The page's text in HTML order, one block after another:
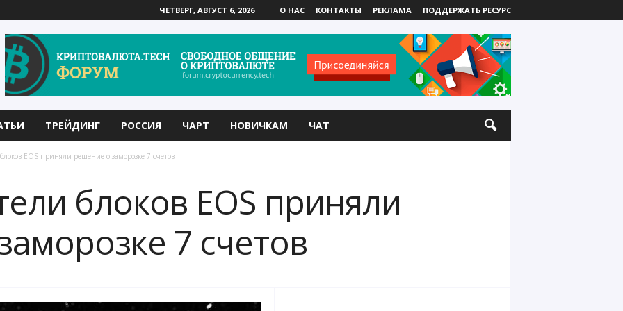
ЧЕТВЕРГ, АВГУСТ 6, 2026 О НАС КОНТАКТЫ РЕКЛАМА ПОДДЕРЖАТЬ РЕСУРС
ТРЕЙДИНГ РОССИЯ ЧАРТ НОВИЧКАМ ЧАТ
EOS приняли решение о заморозке 7 счетов
блоков EOS приняли
7 счетов